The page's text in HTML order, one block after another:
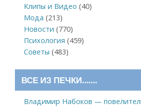
Клипы и Видео (40)
Мода (213)
Новости (770)
Психология (459)
Советы (483)
ВСЕ ИЗ ПЕЧКИ…….
Владимир Набоков —